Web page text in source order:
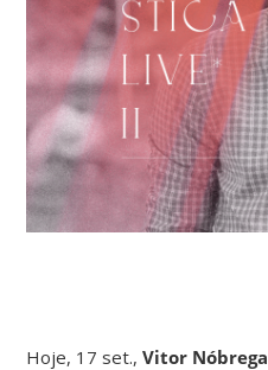
Hoje, 17 set.,Vitor Nóbrega